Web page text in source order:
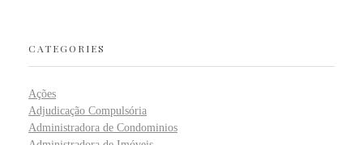
CATEGORIES
Ações
Adjudicação Compulsória
Administradora de Condominios